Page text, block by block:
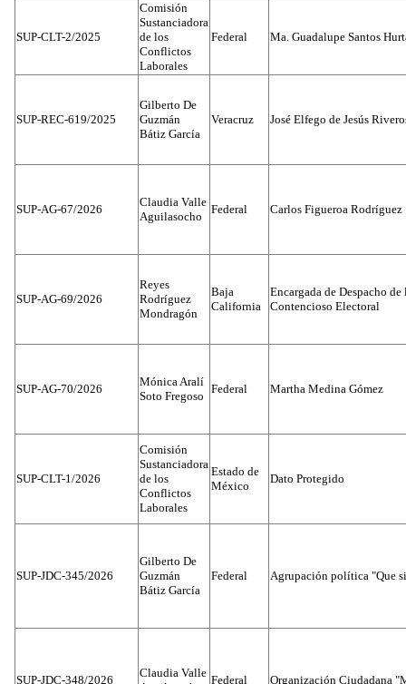
SUP-CLT-2/2025
Comisión
Sustanciadora
de los
Conflictos
Laborales
Federal Ma. Guadalupe Santos
SUP-REC-619/2025
Gilberto De
Guzmán
Bátiz García
Veracruz José Elfego de Jesús
SUP-AG-67/2026
Claudia Valle
Aguilasocho
Federal Carlos Figueroa Rodríguez
SUP-AG-69/2026
Reyes
Rodríguez
Mondragón
Baja
California
Encargada de Despacho
Contencioso Electoral
SUP-AG-70/2026
Mónica Aralí
Soto Fregoso
Federal Martha Medina Gómez
SUP-CLT-1/2026
Comisión
Sustanciadora
de los
Conflictos
Laborales
Estado de
México
Dato Protegido
SUP-JDC-345/2026
Gilberto De
Guzmán
Bátiz García
Federal Agrupación política "Que
SUP-JDC-348/2026
Claudia Valle
Federal Organización Ciudadana